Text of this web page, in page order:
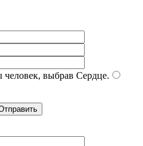
выбрав Сердце.